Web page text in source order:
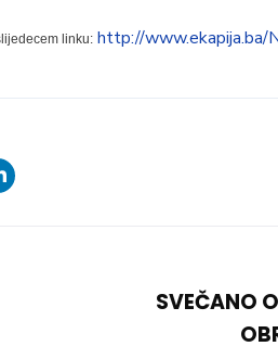
linku: http://
SVEČANO